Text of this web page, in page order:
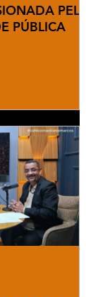
PELA
PÚBLICA